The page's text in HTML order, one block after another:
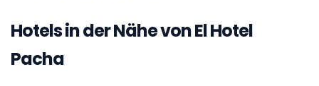
Hotels in der Nähe von El Hotel
Pacha